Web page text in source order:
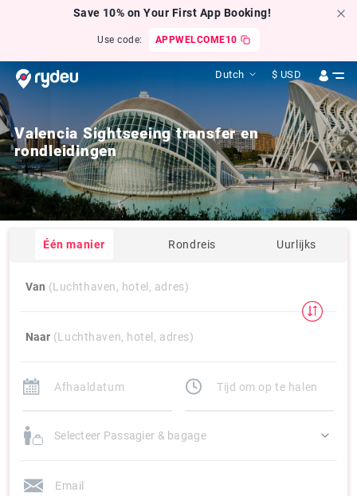
Save 10% on Your First App Booking!
Use code: APPWELCOME10
Dutch $ USD
Valencia Sightseeing transfer en
rondleidingen
Click bysamboepfromPixabay
Één manier Rondreis Uurlijks
Van (Luchthaven, hotel, adres)
Naar (Luchthaven, hotel, adres)
Selecteer Passagier & bagage